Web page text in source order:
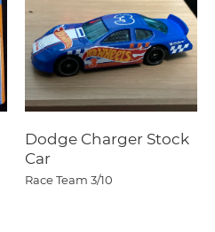
Dodge Charger Stock
Car
Race Team 3/10